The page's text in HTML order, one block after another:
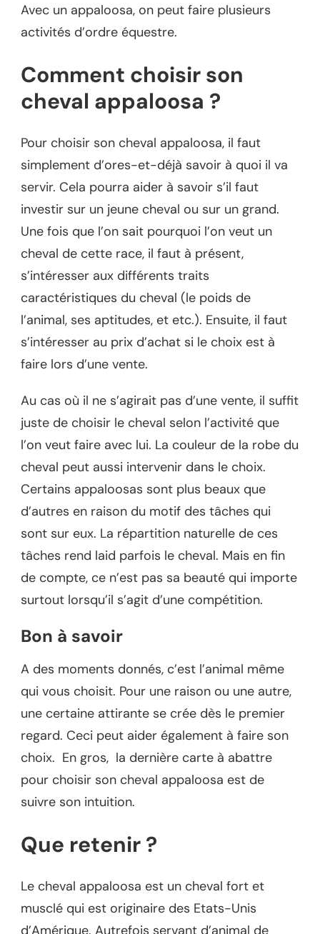
Avec un appaloosa, on peut faire plusieurs
activités d’ordre équestre.
Comment choisir son
cheval appaloosa ?
Pour choisir son cheval appaloosa, il faut
simplement d’ores-et-déjà savoir à quoi il va
servir. Cela pourra aider à savoir s’il faut
investir sur un jeune cheval ou sur un grand.
Une fois que l’on sait pourquoi l’on veut un
cheval de cette race, il faut à présent,
s’intéresser aux différents traits
caractéristiques du cheval (le poids de
l’animal, ses aptitudes, et etc.). Ensuite, il faut
s’intéresser au prix d’achat si le choix est à
faire lors d’une vente.
Au cas où il ne s’agirait pas d’une vente, il suffit
juste de choisir le cheval selon l’activité que
l’on veut faire avec lui. La couleur de la robe du
cheval peut aussi intervenir dans le choix.
Certains appaloosas sont plus beaux que
d’autres en raison du motif des tâches qui
sont sur eux. La répartition naturelle de ces
tâches rend laid parfois le cheval. Mais en fin
de compte, ce n’est pas sa beauté qui importe
surtout lorsqu’il s’agit d’une compétition.
Bon à savoir
A des moments donnés, c’est l’animal même
qui vous choisit. Pour une raison ou une autre,
une certaine attirante se crée dès le premier
regard. Ceci peut aider également à faire son
choix. En gros, la dernière carte à abattre
pour choisir son cheval appaloosa est de
suivre son intuition.
Que retenir ?
Le cheval appaloosa est un cheval fort et
musclé qui est originaire des Etats-Unis
d’Amérique. Autrefois servant d’animal de